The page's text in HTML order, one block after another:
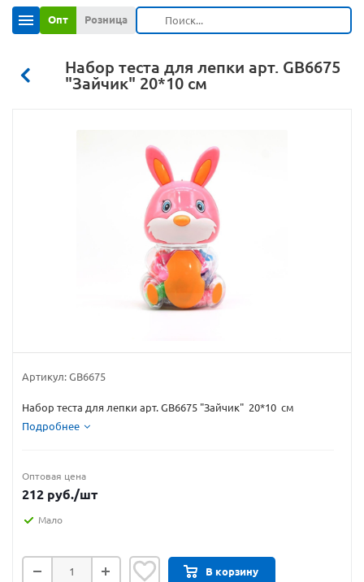
Опт Розница
Набор теста для лепки арт. GB6675
"Зайчик" 20*10 см
Артикул: GB6675
Набор теста для лепки арт. GB6675 "Зайчик" 20*10 см
Подробнее
Оптовая цена
212 руб./шт
Мало
В корзину